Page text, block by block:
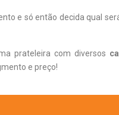
e só então decida qual
prateleira com diversos
e preço!